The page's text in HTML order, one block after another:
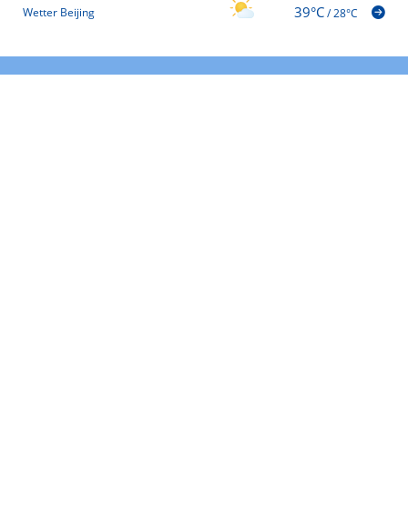
Wetter Beijing 39°C/28°C